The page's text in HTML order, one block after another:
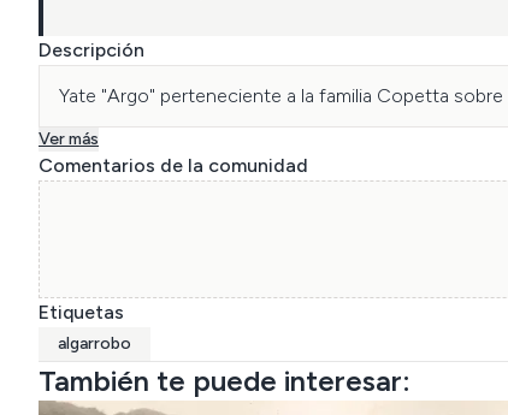
Descripción
Yate "Argo" perteneciente a la familia Copetta sobre
Ver más
Comentarios de la comunidad
Etiquetas
algarrobo
También te puede interesar: